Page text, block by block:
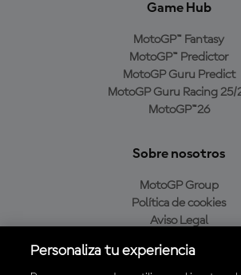
Game Hub
MotoGP™ Fantasy
MotoGP™ Predictor
MotoGP Guru Predict
MotoGP Guru Racing 25/
MotoGP™26
Sobre nosotros
MotoGP Group
Política de cookies
Aviso Legal
Política de compra
Personaliza tu experiencia